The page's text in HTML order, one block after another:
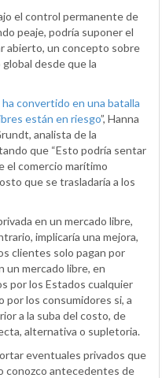
el control permanente de
peaje, podría suponer el
abierto, un concepto sobre
desde que la
convertido en una batalla
están en riesgo”, Hanna
analista de la
que “Esto podría sentar
el comercio marítimo
que se trasladaría a los
en un mercado libre,
implicaría una mejora,
clientes solo pagan por
un mercado libre, en
por los Estados cualquier
por los consumidores si, a
a la suba del costo, de
alternativa o supletoria.
eventuales privados que
conozco antecedentes de